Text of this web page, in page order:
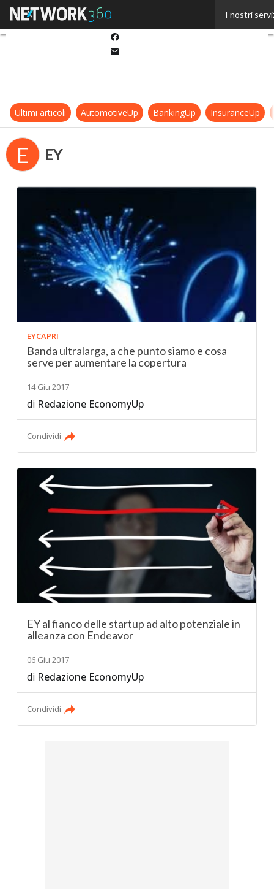
I nostri
Ultimi articoli AutomotiveUp BankingUp InsuranceUp
E EY
EYCAPRI
Banda ultralarga, a che punto siamo e cosa
serve per aumentare la copertura
14 Giu 2017
di Redazione EconomyUp
Condividi
EY al fianco delle startup ad alto potenziale in
alleanza con Endeavor
06 Giu 2017
di Redazione EconomyUp
Condividi